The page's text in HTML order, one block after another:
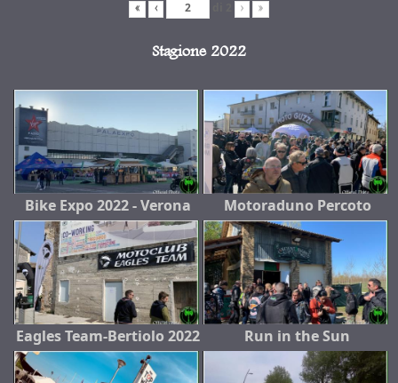
« ‹ › »
Stagione 2022
Bike Expo 2022 - Verona Motoraduno Percoto
Eagles Team-Bertiolo 2022 Run in the Sun